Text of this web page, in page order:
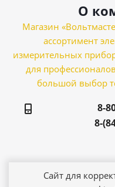
О
Магазин
ассортимент
измерительных
для
большой выбор
8-
8-
Сайт для